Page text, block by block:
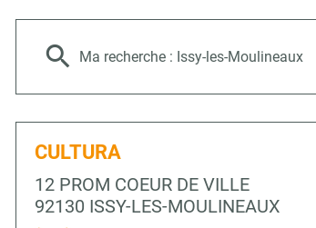
Ma recherche : Issy-les-Moulineaux
CULTURA
12 PROM COEUR DE VILLE
92130 ISSY-LES-MOULINEAUX